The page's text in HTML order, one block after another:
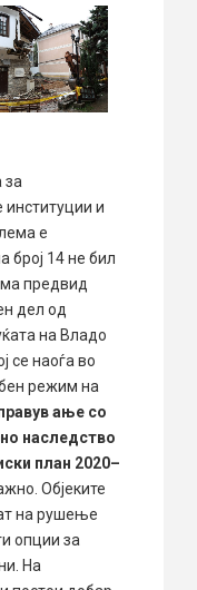
за
и
е
број 14 не бил
предвид
дел од
на Владо
се наоѓа во
режим на
ање со
наследство
план 2020–
Објеките
на рушење
опции за
На